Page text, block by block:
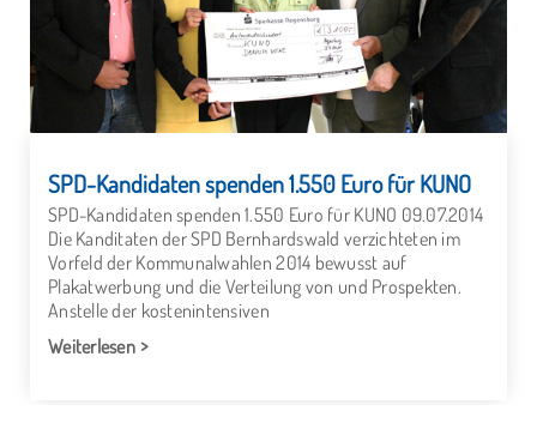
SPD-Kandidaten spenden 1.550 Euro für KUNO
SPD-Kandidaten spenden 1.550 Euro für KUNO 09.07.2014
Die Kanditaten der SPD Bernhardswald verzichteten im
Vorfeld der Kommunalwahlen 2014 bewusst auf
Plakatwerbung und die Verteilung von und Prospekten.
Anstelle der kostenintensiven
Weiterlesen